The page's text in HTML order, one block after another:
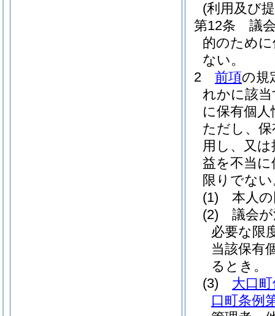
(利用及び
第12条
議
的のため
ない。
2
前項の規
れかに該
に保有個
ただし、
用し、又
益を不当
限りでな
(1)
本人
(2)
議会
必要な限
当該保有
るとき。
(3)
大口
口町条例